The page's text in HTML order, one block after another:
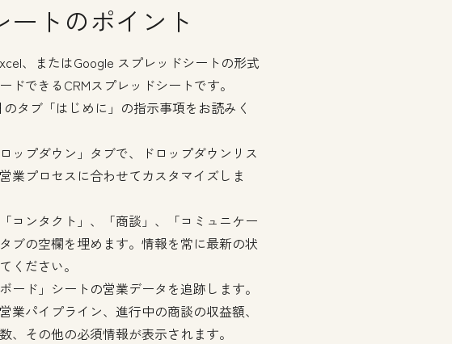
ートのポイント
、またはGoogle スプレッドシートの形式
ドできるCRMスプレッドシートです。
のタブ「はじめに」の指示事項をお読みく
ップダウン」タブで、ドロップダウンリス
業プロセスに合わせてカスタマイズしま
「コンタクト」、「商談」、「コミュニケー
ブの空欄を埋めます。情報を常に最新の状
ください。
ード」シートの営業データを追跡します。
業パイプライン、進行中の商談の収益額、
、その他の必須情報が表示されます。